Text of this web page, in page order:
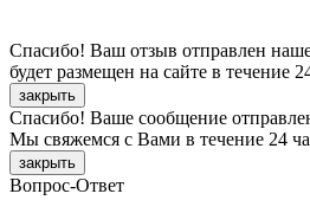
Спасибо! Ваш отзыв отправлен
будет размещен на сайте в течение
закрыть
Спасибо! Ваше сообщение
Мы свяжемся с Вами в течение 24
закрыть
Вопрос-Ответ